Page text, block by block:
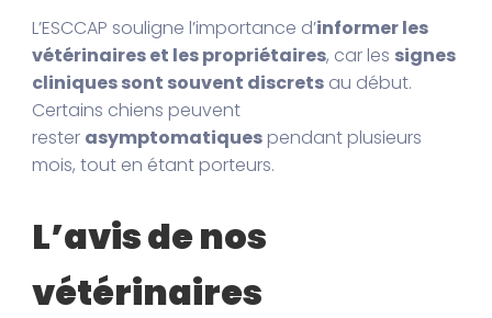
L’ESCCAP souligne l’importance d’informer les
vétérinaires et les propriétaires, car les signes
cliniques sont souvent discrets au début.
Certains chiens peuvent
rester asymptomatiques pendant plusieurs
mois, tout en étant porteurs.
L’avis de nos
vétérinaires